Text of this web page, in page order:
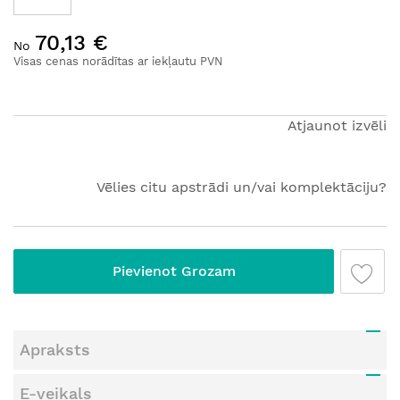
uz
galerijas
Visas cenas norādītas ar iekļautu PVN
No 70,13 €
Atjaunot izvēli
Vēlies citu apstrādi un/vai komplektāciju?
Pievienot Grozam
Apraksts
E-veikals